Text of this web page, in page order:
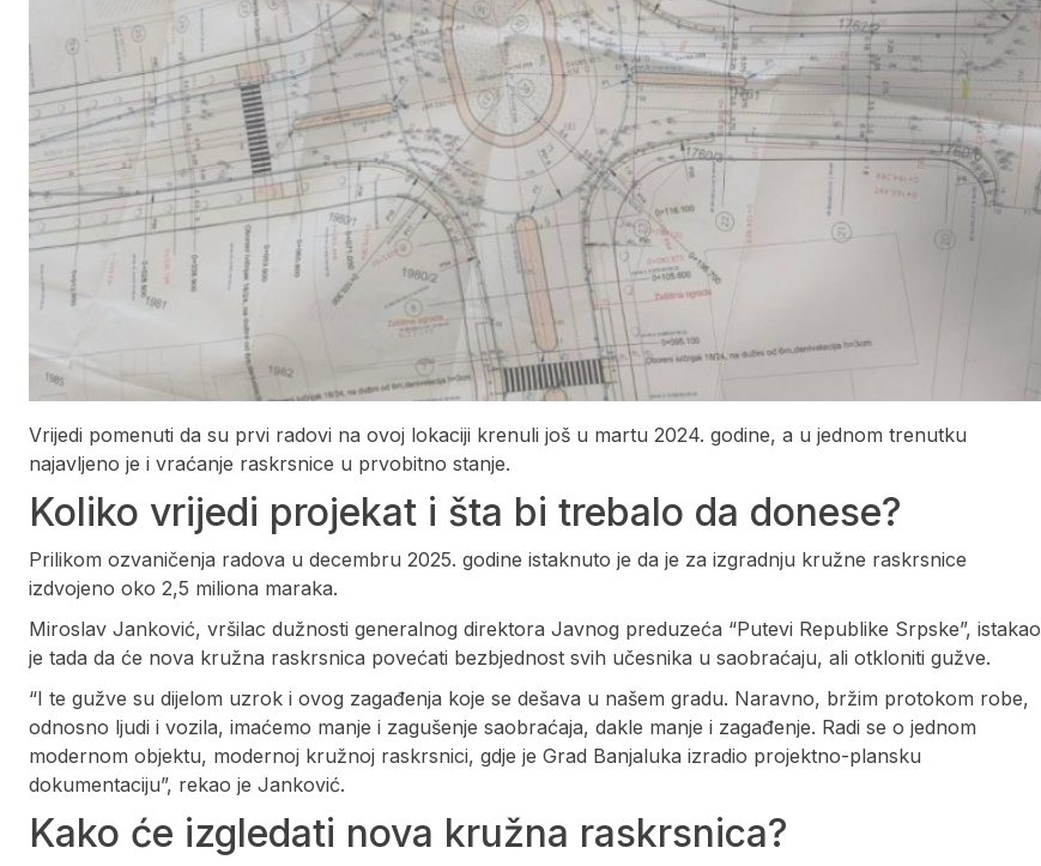
Vrijedi pomenuti da su prvi radovi na ovoj lokaciji krenuli još u martu 2024. godine, a u jednom trenutku
najavljeno je i vraćanje raskrsnice u prvobitno stanje.
Koliko vrijedi projekat i šta bi trebalo da donese?
Prilikom ozvaničenja radova u decembru 2025. godine istaknuto je da je za izgradnju kružne raskrsnice
izdvojeno oko 2,5 miliona maraka.
Miroslav Janković, vršilac dužnosti generalnog direktora Javnog preduzeća “Putevi Republike Srpske”, istakao
je tada da će nova kružna raskrsnica povećati bezbjednost svih učesnika u saobraćaju, ali otkloniti gužve.
“I te gužve su dijelom uzrok i ovog zagađenja koje se dešava u našem gradu. Naravno, bržim protokom robe,
odnosno ljudi i vozila, imaćemo manje i zagušenje saobraćaja, dakle manje i zagađenje. Radi se o jednom
modernom objektu, modernoj kružnoj raskrsnici, gdje je Grad Banjaluka izradio projektno-plansku
dokumentaciju”, rekao je Janković.
Kako će izgledati nova kružna raskrsnica?